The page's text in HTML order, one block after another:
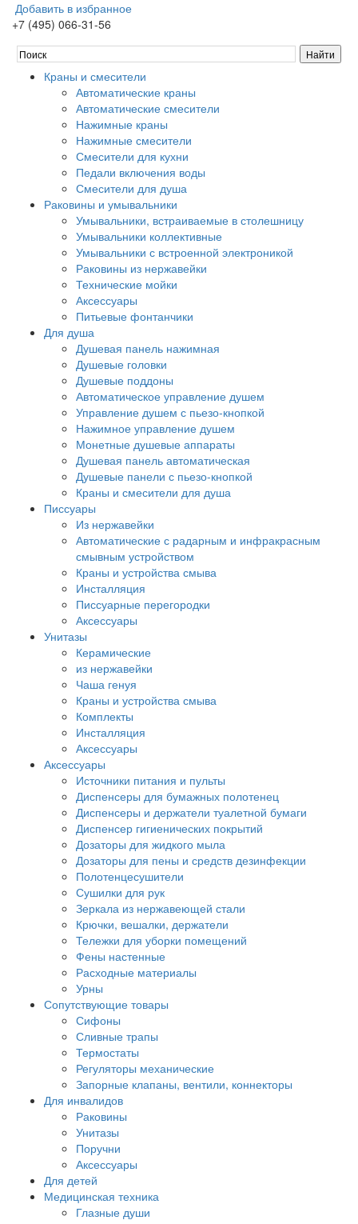
Добавить в избранное
+7 (495) 066-31-56
Краны и смесители
Автоматические краны
Автоматические смесители
Нажимные краны
Нажимные смесители
Смесители для кухни
Педали включения воды
Смесители для душа
Раковины и умывальники
Умывальники, встраиваемые в столешницу
Умывальники коллективные
Умывальники с встроенной электроникой
Раковины из нержавейки
Технические мойки
Аксессуары
Питьевые фонтанчики
Для душа
Душевая панель нажимная
Душевые головки
Душевые поддоны
Автоматическое управление душем
Управление душем с пьезо-кнопкой
Нажимное управление душем
Монетные душевые аппараты
Душевая панель автоматическая
Душевые панели с пьезо-кнопкой
Краны и смесители для душа
Писсуары
Из нержавейки
Автоматические с радарным и инфракрасным
смывным устройством
Краны и устройства смыва
Инсталляция
Писсуарные перегородки
Аксессуары
Унитазы
Керамические
из нержавейки
Чаша генуя
Краны и устройства смыва
Комплекты
Инсталляция
Аксессуары
Аксессуары
Источники питания и пульты
Диспенсеры для бумажных полотенец
Диспенсеры и держатели туалетной бумаги
Диспенсер гигиенических покрытий
Дозаторы для жидкого мыла
Дозаторы для пены и средств дезинфекции
Полотенцесушители
Сушилки для рук
Зеркала из нержавеющей стали
Крючки, вешалки, держатели
Тележки для уборки помещений
Фены настенные
Расходные материалы
Урны
Сопутствующие товары
Сифоны
Сливные трапы
Термостаты
Регуляторы механические
Запорные клапаны, вентили, коннекторы
Для инвалидов
Раковины
Унитазы
Поручни
Аксессуары
Для детей
Медицинская техника
Глазные души